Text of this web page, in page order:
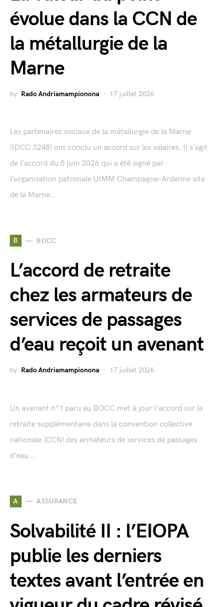
évolue dans la CCN de
la métallurgie de la
Marne
by Rado Andriamampionona 17 juillet 2026
Les partenaires sociaux de la métallurgie de la Marne
(IDCC 3248) ont conclu un accord sur les salaires. Il s’agit
de l’accord du 5 juin 2026 qui a été signé par
l’organisation patronale UIMM Champagne-Ardenne site
de la Marne...
B BOCC
L’accord de retraite
chez les armateurs de
services de passages
d’eau reçoit un avenant
by Rado Andriamampionona 17 juillet 2026
Un avenant n°1 paru au BOCC met à jour l'accord sur la
retraite supplémentaire dans la convention collective
nationale (CCN) des armateurs de services de passages
d’eau...
A ASSURANCE
Solvabilité II : l’EIOPA
publie les derniers
textes avant l’entrée en